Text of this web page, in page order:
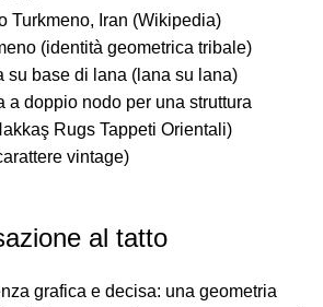
Turkmeno, Iran (Wikipedia)
(identità geometrica tribale)
su base di lana (lana su lana)
a doppio nodo per una struttura
Rugs Tappeti Orientali)
vintage)
al tatto
grafica e decisa: una geometria